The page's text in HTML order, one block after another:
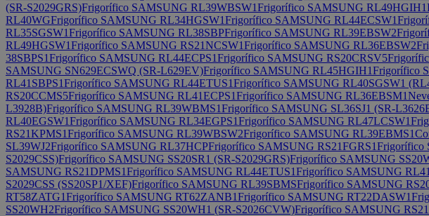
(SR-S2029GRS)Frigorífico SAMSUNG RL39WBSW1Frigorífico SAMSUNG RL49HGIH1
RL40WGFrigorífico SAMSUNG RL34HGSW1Frigorífico SAMSUNG RL44ECSW1
RL35SGSW1Frigorífico SAMSUNG RL38SBPFrigorífico SAMSUNG RL39EBSW2
RL49HGSW1Frigorífico SAMSUNG RS21NCSW1Frigorífico SAMSUNG RL36EBSW2
38SBPS1Frigorífico SAMSUNG RL44ECPS1Frigorífico SAMSUNG RS20CRSV5
SAMSUNG SN629ECSWQ (SR-L629EV)Frigorífico SAMSUNG RL45HGIH1Frigorífico
RL41SBPS1Frigorífico SAMSUNG RL44ETUS1Frigorífico SAMSUNG RL40SGSW1
RS20CCMS5Frigorífico SAMSUNG RL41ECPS1Frigorífico SAMSUNG RL36EBSM1
L3928B)Frigorífico SAMSUNG RL39WBMS1Frigorífico SAMSUNG SL36SJ1 (SR-
RL40EGSW1Frigorífico SAMSUNG RL34EGPS1Frigorífico SAMSUNG RL47LCSW1
RS21KPMS1Frigorífico SAMSUNG RL39WBSW2Frigorífico SAMSUNG RL39EBMS1
SL39WJ2Frigorífico SAMSUNG RL37HCPFrigorífico SAMSUNG RS21FGRS1Frigorífico
S2029CSS)Frigorífico SAMSUNG SS20SR1 (SR-S2029GRS)Frigorífico SAMSUNG
SAMSUNG RS21DPMS1Frigorífico SAMSUNG RL44ETUS1Frigorífico SAMSUNG
S2029CSS (SS20SP1/XEF)Frigorífico SAMSUNG RL39SBMSFrigorífico SAMSUNG
RT58ZATG1Frigorífico SAMSUNG RT62ZANB1Frigorífico SAMSUNG RT22DASW1
SS20WH2Frigorífico SAMSUNG SS20WH1 (SR-S2026CVW)Frigorífico SAMSUNG